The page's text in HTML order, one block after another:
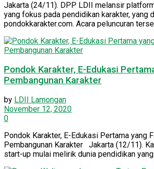
Jakarta (24/11). DPP LDII melansir
yang fokus pada pendidikan karakter, yang
pondokkarakter.com. Acara peluncuran
Pondok Karakter, E-Edukasi
Pembangunan Karakter
by LDII Lamongan
November 12, 2020
0
Pondok Karakter, E-Edukasi Pertama yang
Pembangunan Karakter Jakarta (12/11).
start-up mulai melirik dunia pendidikan